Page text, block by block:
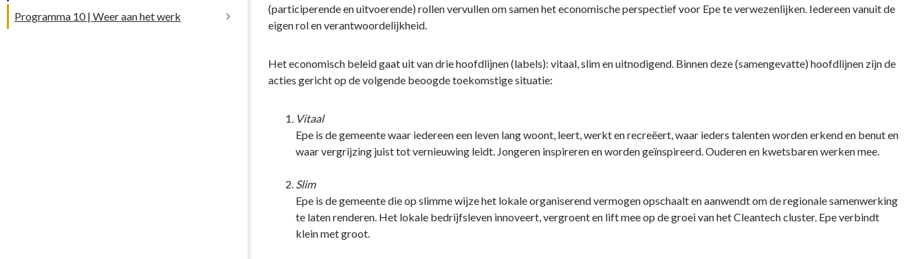
Omschrijving programma
Programma 10 | Weer aan het werk
Kenmerken
Economisch
(participerende en uitvoerende) rollen vervullen om samen het economische perspectief voor Epe te verwezenlijken. Iedereen vanuit de
eigen rol en verantwoordelijkheid.
Het economisch beleid gaat uit van drie hoofdlijnen (labels): vitaal, slim en uitnodigend. Binnen deze (samengevatte) hoofdlijnen zijn de
acties gericht op de volgende beoogde toekomstige situatie:
Vitaal
Epe is de gemeente waar iedereen een leven lang woont, leert, werkt en recreëert, waar ieders talenten worden erkend en benut en
waar vergrijzing juist tot vernieuwing leidt. Jongeren inspireren en worden geïnspireerd. Ouderen en kwetsbaren werken mee.
Slim
Epe is de gemeente die op slimme wijze het lokale organiserend vermogen opschaalt en aanwendt om de regionale samenwerking
te laten renderen. Het lokale bedrijfsleven innoveert, vergroent en lift mee op de groei van het Cleantech cluster. Epe verbindt
klein met groot.